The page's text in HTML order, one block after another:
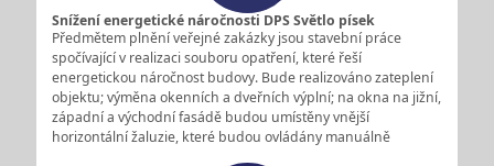
Snížení energetické náročnosti DPS Světlo písek
Předmětem plnění veřejné zakázky jsou stavební práce
spočívající v realizaci souboru opatření, které řeší
energetickou náročnost budovy. Bude realizováno zateplení
objektu; výměna okenních a dveřních výplní; na okna na jižní,
západní a východní fasádě budou umístěny vnější
horizontální žaluzie, které budou ovládány manuálně